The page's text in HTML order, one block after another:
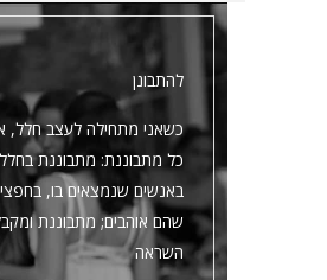
להתבונן
כשאני מתחילה לעצב חלל,
כל מתבוננת: מתבוננת
באנשים שנמצאים בו,
שהם אוהבים; מתבוננת
השראה